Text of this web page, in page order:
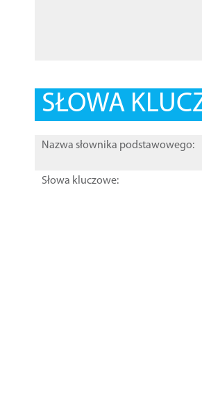
SŁOWA
Nazwa słownika podstawowego:
Słowa kluczowe: